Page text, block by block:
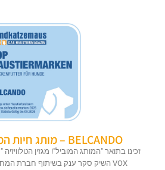
BELCANDO – מותג חיות המחמד המוביל